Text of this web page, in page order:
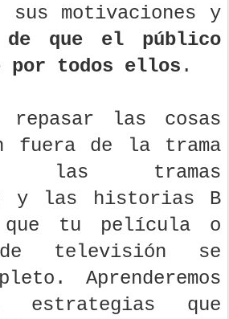
sus motivaciones y
de que el público
por todos ellos .
repasar las cosas
fuera de la trama
las tramas
y las historias B
que tu película o
de televisión se
Aprenderemos
estrategias que